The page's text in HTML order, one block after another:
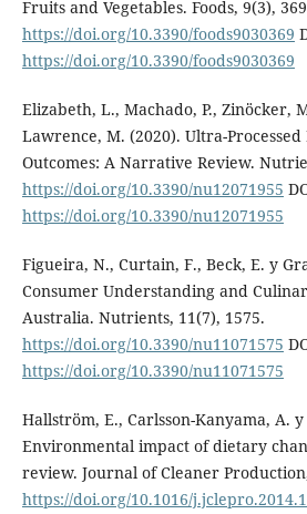
Fruits and Vegetables. Foods, 9(3),
https://doi.org/10.3390/foods9030369
https://doi.org/10.3390/foods9030369
Elizabeth, L., Machado, P., Zinöcker,
Lawrence, M. (2020). Ultra-
Outcomes: A Narrative Review.
https://doi.org/10.3390/nu12071955
https://doi.org/10.3390/nu12071955
Figueira, N., Curtain, F., Beck, E. y
Consumer Understanding and
Australia. Nutrients, 11(7), 1575.
https://doi.org/10.3390/nu11071575
https://doi.org/10.3390/nu11071575
Hallström, E., Carlsson-Kanyama, A. y
Environmental impact of dietary
review. Journal of Cleaner
https://doi.org/10.1016/